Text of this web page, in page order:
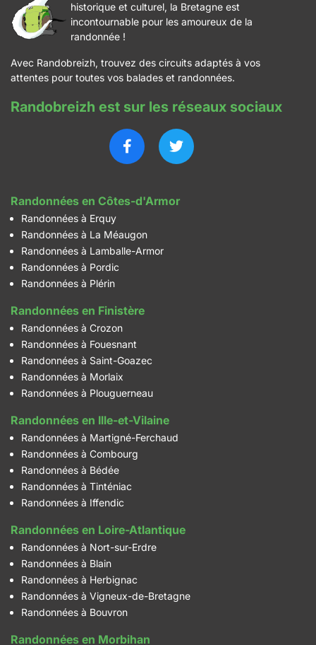
historique et culturel, la Bretagne est
incontournable pour les amoureux de la
randonnée !
Avec Randobreizh, trouvez des circuits adaptés à vos
attentes pour toutes vos balades et randonnées.
Randobreizh est sur les réseaux sociaux
Randonnées en Côtes-d'Armor
Randonnées à Erquy
Randonnées à La Méaugon
Randonnées à Lamballe-Armor
Randonnées à Pordic
Randonnées à Plérin
Randonnées en Finistère
Randonnées à Crozon
Randonnées à Fouesnant
Randonnées à Saint-Goazec
Randonnées à Morlaix
Randonnées à Plouguerneau
Randonnées en Ille-et-Vilaine
Randonnées à Martigné-Ferchaud
Randonnées à Combourg
Randonnées à Bédée
Randonnées à Tinténiac
Randonnées à Iffendic
Randonnées en Loire-Atlantique
Randonnées à Nort-sur-Erdre
Randonnées à Blain
Randonnées à Herbignac
Randonnées à Vigneux-de-Bretagne
Randonnées à Bouvron
Randonnées en Morbihan